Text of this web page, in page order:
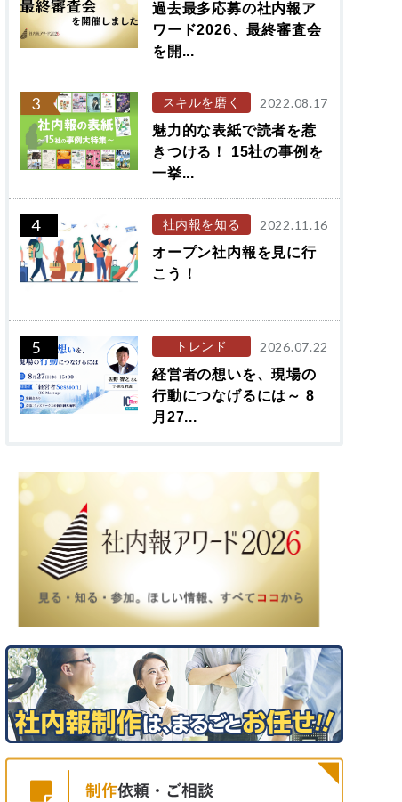
過去最多応募の社内報ア
ワード2026、最終審査会
を開...
3 スキルを磨く
2022.08.17
魅力的な表紙で読者を惹
きつける！ 15社の事例を
一挙...
4 社内報を知る
2022.11.16
オープン社内報を見に行
こう！
5 トレンド
2026.07.22
経営者の想いを、現場の
行動につなげるには～ 8
月27...